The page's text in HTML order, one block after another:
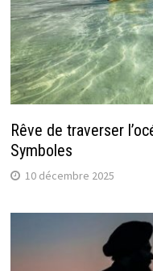
Rêve de traverser
Symboles
10 décembre 2025